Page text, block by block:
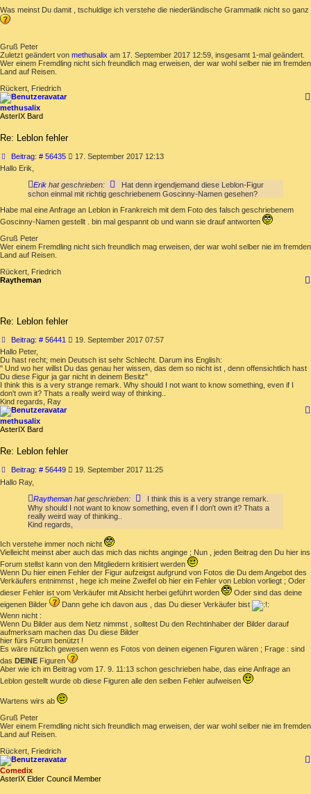
Was meinst Du damit , tschuldige ich verstehe die niederländische Grammatik nicht so ganz
Gruß Peter
Zuletzt geändert von methusalix am 17. September 2017 12:59, insgesamt 1-mal geändert.
Wer einem Fremdling nicht sich freundlich mag erweisen, der war wohl selber nie im fremden
Land auf Reisen.
Rückert, Friedrich
methusalix
AsterIX Bard
Re: Leblon fehler
Beitrag: # 56435Beitrag17. September 2017 12:13
Hallo Erik,
Erik hat geschrieben:
Hat denn irgendjemand diese Leblon-Figur
schon einmal mit richtig geschriebenem Goscinny-Namen gesehen?
Habe mal eine Anfrage an Leblon in Frankreich mit dem Foto des falsch geschriebenem
Goscinny-Namen gestellt . bin mal gespannt ob und wann sie drauf antworten
Gruß Peter
Wer einem Fremdling nicht sich freundlich mag erweisen, der war wohl selber nie im fremden
Land auf Reisen.
Rückert, Friedrich
Raytheman
Re: Leblon fehler
Beitrag: # 56441 Beitrag
19. September 2017 07:57
Hallo Peter,
Du hast recht; mein Deutsch ist sehr Schlecht. Darum ins English:
" Und wo her willst Du das genau her wissen, das dem so nicht ist , denn offensichtlich hast
Du diese Figur ja gar nicht in deinem Besitz"
I think this is a very strange remark. Why should I not want to know something, even if I
don't own it? Thats a really weird way of thinking..
Kind regards, Ray
methusalix
AsterIX Bard
Re: Leblon fehler
Beitrag: # 56449Beitrag19. September 2017 11:25
Hallo Ray,
Raytheman hat geschrieben:
I think this is a very strange remark.
Why should I not want to know something, even if I don't own it? Thats a
really weird way of thinking..
Kind regards,
Ich verstehe immer noch nicht
Vielleicht meinst aber auch das mich das nichts anginge ; Nun , jeden Beitrag den Du hier ins
Forum stellst kann von den Mitgliedern kritisiert werden
Wenn Du hier einen Fehler der Figur aufzeigst aufgrund von Fotos die Du dem Angebot des
Verkäufers entnimmst , hege ich meine Zweifel ob hier ein Fehler von Leblon vorliegt ; Oder
dieser Fehler ist vom Verkäufer mit Absicht herbei geführt worden
Oder sind das deine
eigenen Bilder
Dann gehe ich davon aus , das Du dieser Verkäufer bist
Wenn nicht :
Wenn Du Bilder aus dem Netz nimmst , solltest Du den Rechtinhaber der Bilder darauf
aufmerksam machen das Du diese Bilder
hier fürs Forum benützt !
Es wäre nützlich gewesen wenn es Fotos von deinen eigenen Figuren wären ; Frage : sind
das DEINE Figuren
Aber wie ich im Beitrag vom 17. 9. 11:13 schon geschrieben habe, das eine Anfrage an
Leblon gestellt wurde ob diese Figuren alle den selben Fehler aufweisen
Wartens wirs ab
Gruß Peter
Wer einem Fremdling nicht sich freundlich mag erweisen, der war wohl selber nie im fremden
Land auf Reisen.
Rückert, Friedrich
Comedix
AsterIX Elder Council Member